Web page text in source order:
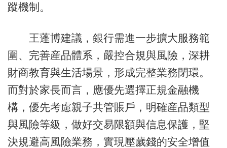
蹤機制。
王蓬博建議，銀行需進一步擴大服務範
圍、完善産品體系，嚴控合規與風險，深耕
財商教育與生活場景，形成完整業務閉環。
而對於家長而言，應優先選擇正規金融機
構，優先考慮親子共管賬戶，明確産品類型
與風險等級，做好交易限額與信息保護，堅
決規避高風險業務，實現壓歲錢的安全增值